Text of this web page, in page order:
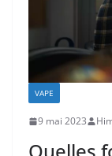
VAPE
9 mai 2023